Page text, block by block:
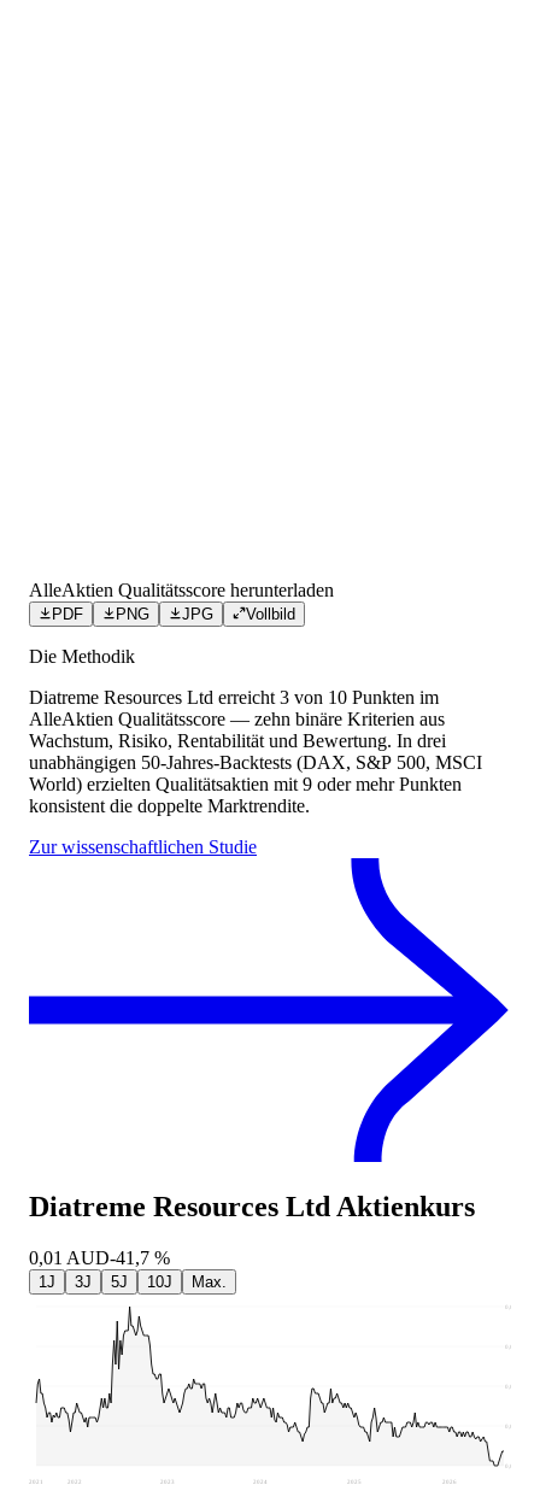
AlleAktien Qualitätsscore herunterladen
PDF PNG JPG Vollbild
Die Methodik
Diatreme Resources Ltd erreicht 3 von 10 Punkten im
AlleAktien Qualitätsscore — zehn binäre Kriterien aus
Wachstum, Risiko, Rentabilität und Bewertung. In drei
unabhängigen 50-Jahres-Backtests (DAX, S&P 500, MSCI
World) erzielten Qualitätsaktien mit 9 oder mehr Punkten
konsistent die doppelte Marktrendite.
Zur wissenschaftlichen Studie
Diatreme Resources Ltd Aktienkurs
0,01 AUD-41,7 %
1J 3J 5J 10J Max.
0,01
0,02
0,03
0,04
0,04
2021 2022 2023 2024 2025 2026